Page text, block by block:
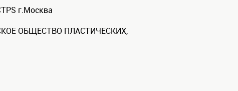
г.Москва
ОБЩЕСТВО ПЛАСТИЧЕСКИХ,